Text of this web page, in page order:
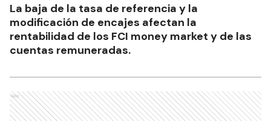
La baja de la tasa de referencia y la
modificación de encajes afectan la
rentabilidad de los FCI money market y de las
cuentas remuneradas.
Ads